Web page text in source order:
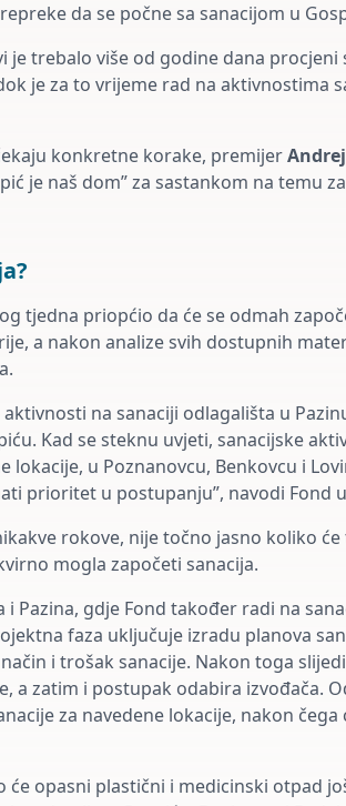
da se počne sa sanacijom u
je trebalo više od godine dana procjeni
je za to vrijeme rad na aktivnostima
konkretne korake, premijer
je naš dom” za sastankom na temu
tjedna priopćio da će se odmah
a nakon analize svih dostupnih
na sanaciji odlagališta u
Kad se steknu uvjeti, sanacijske
u Poznanovcu, Benkovcu i
prioritet u postupanju”, navodi Fond u
rokove, nije točno jasno koliko
mogla započeti sanacija.
Pazina, gdje Fond također radi na
faza uključuje izradu planova
i trošak sanacije. Nakon toga
a zatim i postupak odabira izvođača.
za navedene lokacije, nakon
će opasni plastični i medicinski otpad